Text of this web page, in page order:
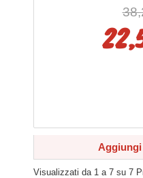
Visualizzati da 1 a 7 su 7